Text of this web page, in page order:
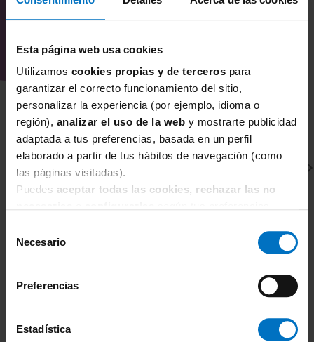
Esta página web usa cookies
Utilizamos cookies propias y de terceros para
garantizar el correcto funcionamiento del sitio,
personalizar la experiencia (por ejemplo, idioma o
región), analizar el uso de la web y mostrarte publicidad
adaptada a tus preferencias, basada en un perfil
elaborado a partir de tus hábitos de navegación (como
las páginas visitadas).
Puedes aceptar todas las cookies, rechazar las no
Necesario
Preferencias
Estadística
Sujetador Balconet con aros Fantasie Lillia White